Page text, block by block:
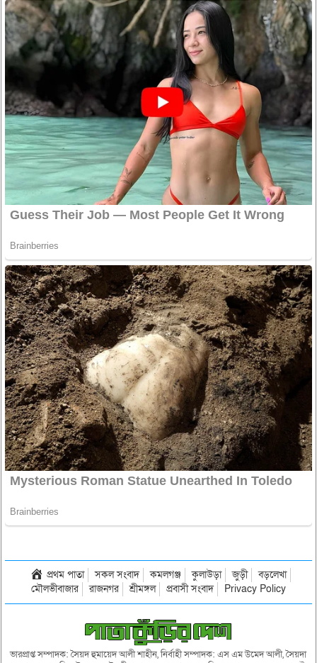
প্রথম পাতা সকল সংবাদ কমলগঞ্জ কুলাউড়া জুড়ী
বড়লেখা
মৌলভীবাজার
রাজনগর শ্রীমঙ্গল প্রবাসী সংবাদ Privacy Policy
ভারপ্রাপ্ত সম্পাদক: সৈয়দ হুমায়েদ আলী শাহীন, নির্বাহী সম্পাদক: এস এম উমেদ আলী, সৈয়দা